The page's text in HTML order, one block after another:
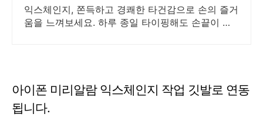
익스체인지, 쫀득하고 경쾌한 타건감으로 손의 즐거
움을 느껴보세요. 하루 종일 타이핑해도 손끝이 편
아이폰 미리알람 익스체인지 작업 깃발로 연동
됩니다.